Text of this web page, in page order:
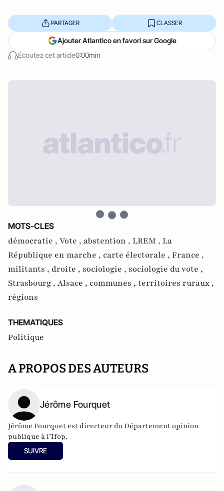
Écoutez cet article0:00min
PARTAGER CLASSER
Ajouter Atlantico en favori sur Google
MOTS-CLES
démocratie , Vote , abstention , LREM , La
République en marche , carte électorale , France ,
militants , droite , sociologie , sociologie du vote ,
Strasbourg , Alsace , communes , territoires ruraux ,
régions
THEMATIQUES
Politique
A PROPOS DES AUTEURS
Jérôme Fourquet
Jérôme Fourquet est directeur du Département opinion
publique à l’Ifop.
SUIVRE